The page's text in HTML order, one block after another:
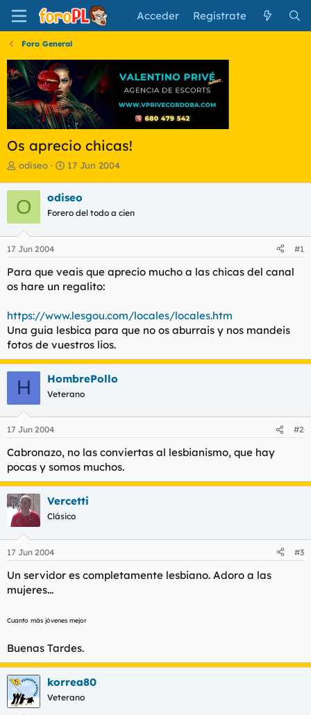
Acceder Regístrate
Foro General
Os aprecio chicas!
I
i
c
i
a
d
o
d
e
t
e
m
a
odiseo
F
h
a
e
i
c
o
17 Jun 2004
O odiseo
Forero del todo a cien
17 Jun 2004 #1
Para que veais que aprecio mucho a las chicas del canal
os hare un regalito:
https://www.lesgou.com/locales/locales.htm
Una guia lesbica para que no os aburrais y nos mandeis
fotos de vuestros lios.
H HombrePollo
Veterano
17 Jun 2004 #2
Cabronazo, no las conviertas al lesbianismo, que hay
pocas y somos muchos.
Vercetti
Clásico
17 Jun 2004 #3
Un servidor es completamente lesbiano. Adoro a las
mujeres...
Cuanto más jóvenes mejor
Buenas Tardes.
korrea80
Veterano